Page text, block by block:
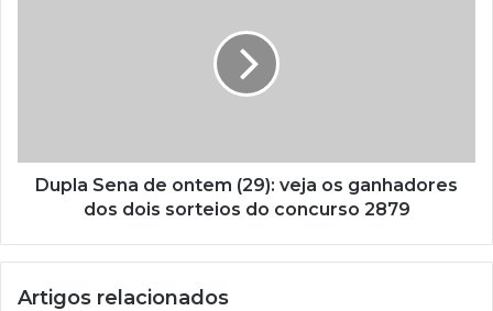
Dupla Sena de ontem (29): veja os ganhadores
dos dois sorteios do concurso 2879
Artigos relacionados